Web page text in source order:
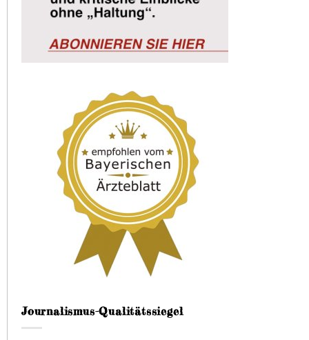
Journalismus-Qualitätssiegel